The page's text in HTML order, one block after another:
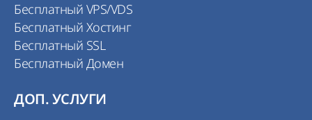
Бесплатный VPS/VDS
Бесплатный Хостинг
Бесплатный SSL
Бесплатный Домен
ДОП. УСЛУГИ